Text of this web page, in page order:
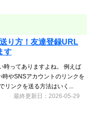
り方！友達登録URL
す
時ってありますよね。 例えば
やSNSアカウントのリンクを
リンクを送る方法はいく...
最終更新日：2026-05-29